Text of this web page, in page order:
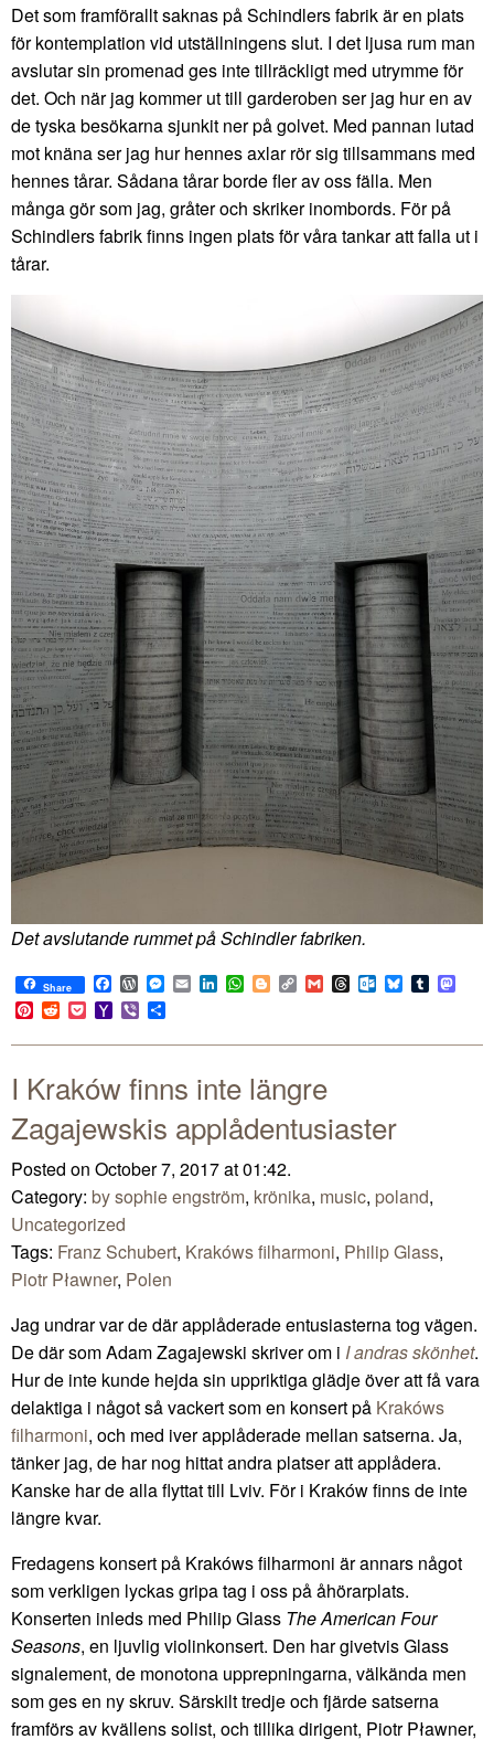
Det som framförallt saknas på Schindlers fabrik är en plats
för kontemplation vid utställningens slut. I det ljusa rum man
avslutar sin promenad ges inte tillräckligt med utrymme för
det. Och när jag kommer ut till garderoben ser jag hur en av
de tyska besökarna sjunkit ner på golvet. Med pannan lutad
mot knäna ser jag hur hennes axlar rör sig tillsammans med
hennes tårar. Sådana tårar borde fler av oss fälla. Men
många gör som jag, gråter och skriker inombords. För på
Schindlers fabrik finns ingen plats för våra tankar att falla ut i
tårar.
Det avslutande rummet på Schindler fabriken.
Share Facebook
WordPress
Messenger
EmailLinkedIn
WhatsApp
BloggerCopy
Link
GmailThreadsOutlook.com
BlueskyTumblr
Pinterest
RedditPocketYahoo
Mail
Viber
I Kraków finns inte längre
Zagajewskis applådentusiaster
Posted on October 7, 2017 at 01:42.
Category: by sophie engström, krönika, music, poland,
Uncategorized
Tags: Franz Schubert, Krakóws filharmoni, Philip Glass,
Piotr Pławner, Polen
Jag undrar var de där applåderade entusiasterna tog vägen.
De där som Adam Zagajewski skriver om i I andras skönhet.
Hur de inte kunde hejda sin uppriktiga glädje över att få vara
delaktiga i något så vackert som en konsert på Krakóws
filharmoni, och med iver applåderade mellan satserna. Ja,
tänker jag, de har nog hittat andra platser att applådera.
Kanske har de alla flyttat till Lviv. För i Kraków finns de inte
längre kvar.
Fredagens konsert på Krakóws filharmoni är annars något
som verkligen lyckas gripa tag i oss på åhörarplats.
Konserten inleds med Philip Glass The American Four
Seasons, en ljuvlig violinkonsert. Den har givetvis Glass
signalement, de monotona upprepningarna, välkända men
som ges en ny skruv. Särskilt tredje och fjärde satserna
framförs av kvällens solist, och tillika dirigent, Piotr Pławner,